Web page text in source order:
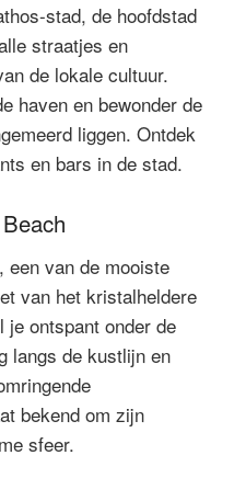
stad, de hoofdstad
straatjes en
de lokale cultuur.
haven en bewonder de
liggen. Ontdek
en bars in de stad.
een van de mooiste
van het kristalheldere
ontspant onder de
langs de kustlijn en
bekend om zijn
sfeer.